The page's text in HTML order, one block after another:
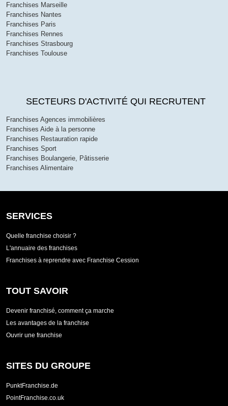
Franchises Marseille
Franchises Nantes
Franchises Paris
Franchises Rennes
Franchises Strasbourg
Franchises Toulouse
SECTEURS D'ACTIVITÉ QUI RECRUTENT
Franchises Agences immobilières
Franchises Aide à la personne
Franchises Restauration rapide
Franchises Sport
Franchises Boulangerie, Pâtisserie
Franchises Alimentaire
SERVICES
Quelle franchise choisir ?
L'annuaire des franchises
Franchises à reprendre avec Franchise Cession
TOUT SAVOIR
Devenir franchisé, comment ça marche
Les avantages de la franchise
Ouvrir une franchise
SITES DU GROUPE
PunktFranchise.de
PointFranchise.co.uk